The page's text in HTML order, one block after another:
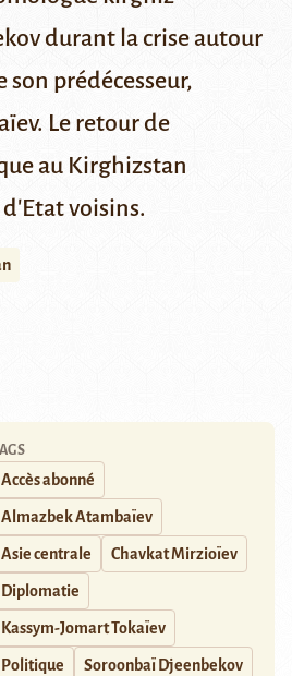
durant la crise autour
prédécesseur,
Le retour de
au Kirghizstan
voisins.
Accès abonné
Almazbek Atambaïev
Asie centrale Chavkat Mirzioïev
Diplomatie
Kassym-Jomart Tokaïev
Politique Soroonbaï Djeenbekov